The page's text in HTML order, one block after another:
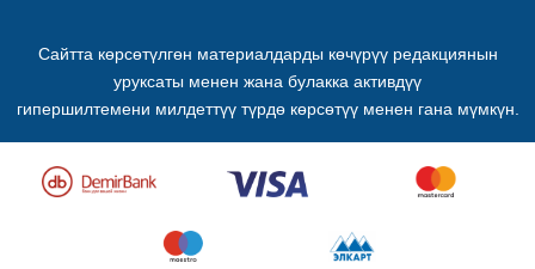
Сайтта көрсөтүлгөн материалдарды көчүрүү редакциянын
уруксаты менен жана булакка активдүү
гипершилтемени милдеттүү түрдө көрсөтүү менен гана мүмкүн.